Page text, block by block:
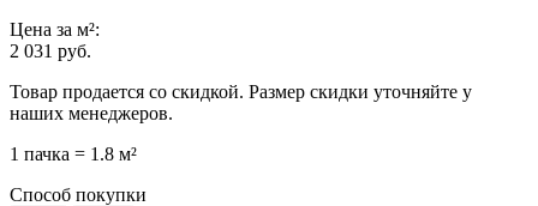
Цена за м²:
2 031 руб.
Товар продается со скидкой. Размер скидки уточняйте у
наших менеджеров.
1 пачка = 1.8 м²
Способ покупки